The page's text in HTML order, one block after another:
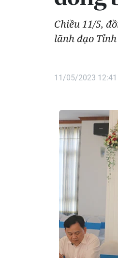
Chiều 11/5,
lãnh đạo
11/05/2023 12:41